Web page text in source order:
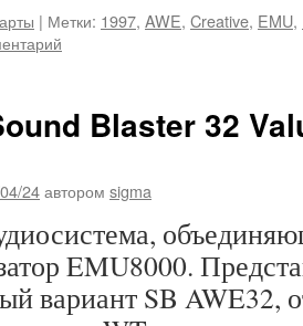
| Метки: 1997, AWE, Creative, EMU,
Blaster 32
24автором sigma
EMU8000.
вариант SB AWE32,